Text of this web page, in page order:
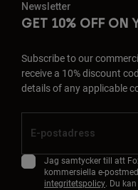
Newsletter
GET 10% OFF ON
Subscribe to our
receive a 10% discount
details of any applicable
Jag samtycker till att
kommersiella e-
integritetspolicy. Du